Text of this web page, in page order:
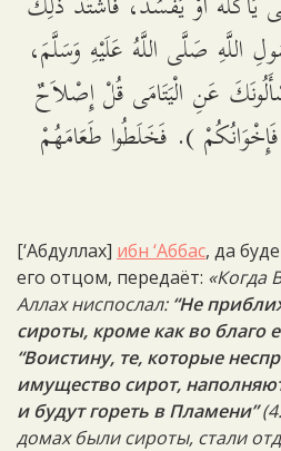
اللَّهِ صَلَّى اللَّهُ عَلَيْهِ وَسَلَّمَ،
عَنِ الْيَتَامَى قُلْ إِصْلاَحٌ
). فَخَلَطُوا طَعَامَهُمْ
[‘Абдуллах] ибн ‘Аббас, да
его отцом, передаёт: «Когда
Аллах ниспослал: “Не
сироты, кроме как во благо
“Воистину, те, которые
имущество сирот,
и будут гореть в Пламени”
домах были сироты, стали